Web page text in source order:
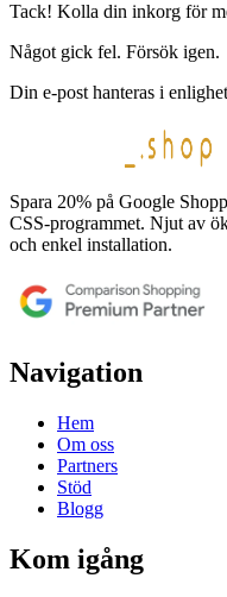
Tack! Kolla din inkorg för
Något gick fel. Försök igen.
Din e-post hanteras i
Spara 20% på Google
CSS-programmet. Njut av
och enkel installation.
Navigation
Hem
Om oss
Partners
Stöd
Blogg
Kom igång